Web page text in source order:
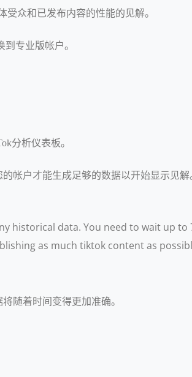
受众和已发布内容的性能的见解。
专业版帐户。
分析仪表板。
帐户才能生成足够的数据以开始显示见解
historical data. You need to wait up to
as much tiktok content as
随着时间变得更加准确。